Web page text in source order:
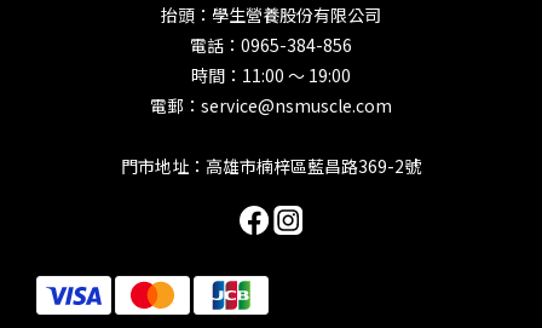
抬頭：學生營養股份有限公司
電話：0965-384-856
時間：11:00 ～ 19:00
電郵：service@nsmuscle.com
門市地址：高雄市楠梓區藍昌路369-2號